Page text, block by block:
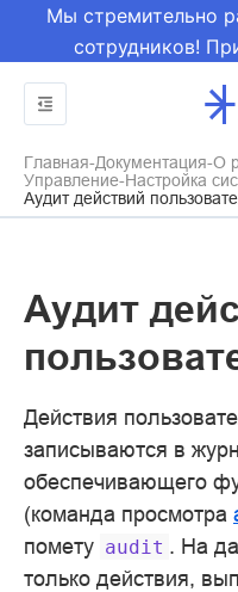
Мы стремительно
сотрудников!
Главная Документация О
Управление Настройка
Аудит действий
Аудит
Действия
записываются в
обеспечивающего
(команда просмотра
помету audit . На
только действия,